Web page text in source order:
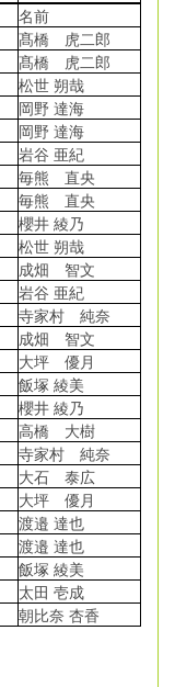
名前
髙橋 虎二郎
髙橋 虎二郎
松世 朔哉
岡野 達海
岡野 達海
岩谷 亜紀
毎熊 直央
毎熊 直央
櫻井 綾乃
松世 朔哉
成畑 智文
岩谷 亜紀
寺家村 純奈
成畑 智文
大坪 優月
飯塚 綾美
櫻井 綾乃
高橋 大樹
寺家村 純奈
大石 泰広
大坪 優月
渡邉 達也
渡邉 達也
飯塚 綾美
太田 壱成
朝比奈 杏香